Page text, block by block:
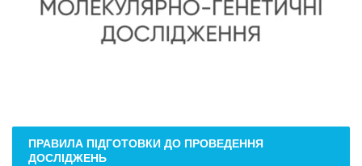
ПРАВИЛА ПІДГОТОВКИ ДО ПРОВЕДЕННЯ
ДОСЛІДЖЕНЬ